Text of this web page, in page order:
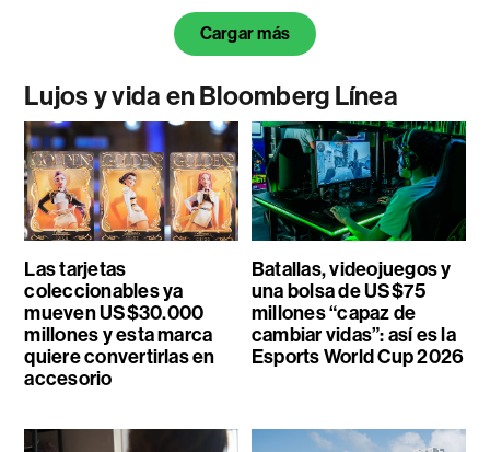
Cargar más
Lujos y vida en Bloomberg Línea
Las tarjetas
coleccionables ya
mueven US$30.000
millones y esta marca
quiere convertirlas en
accesorio
Batallas, videojuegos y
una bolsa de US$75
millones “capaz de
cambiar vidas”: así es la
Esports World Cup 2026